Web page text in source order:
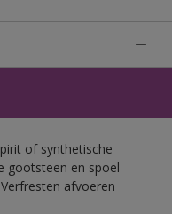
of synthetische
gootsteen en spoel
afvoeren